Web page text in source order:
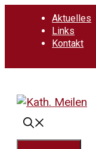
Aktuelles
Links
Kontakt